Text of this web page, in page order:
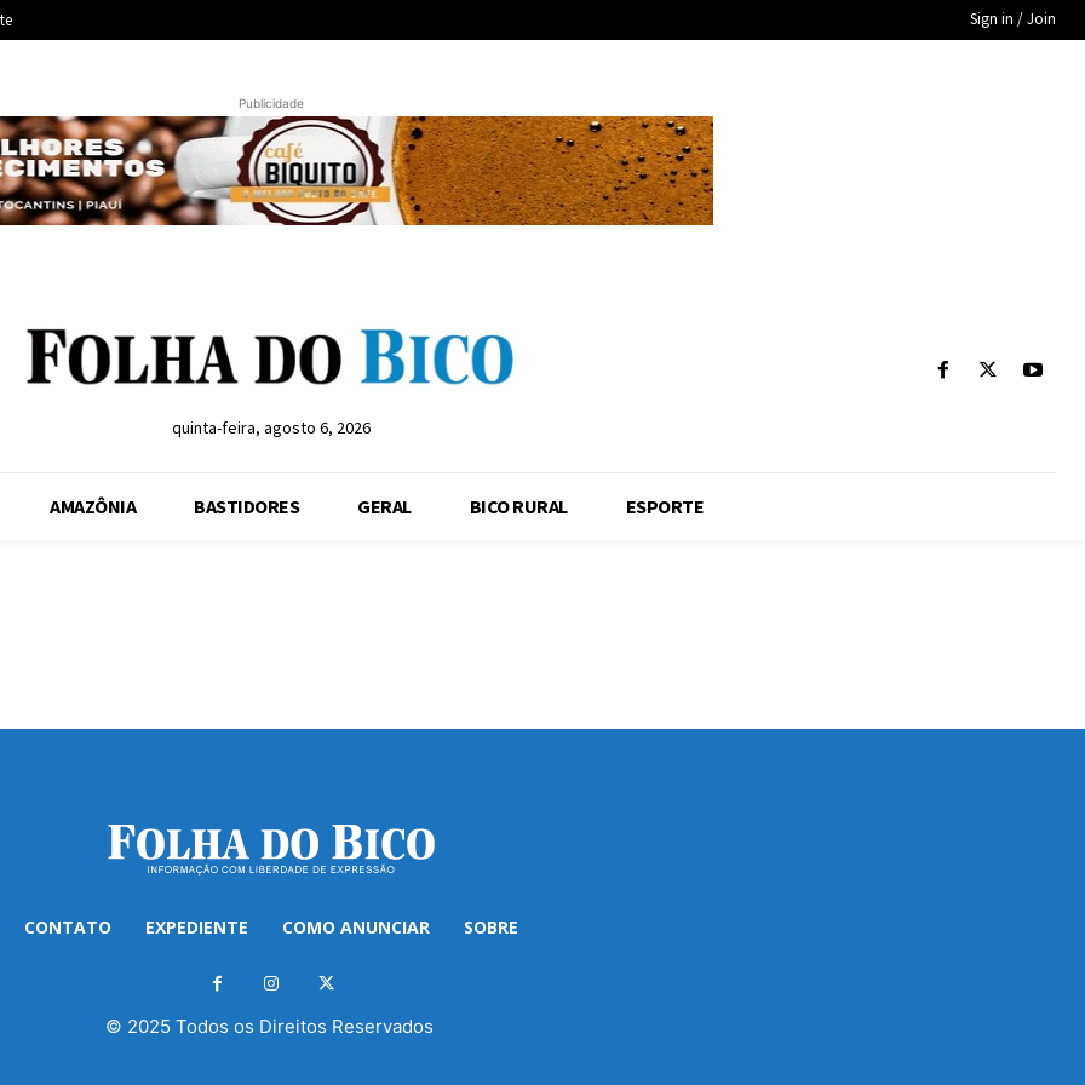
Sign in / Join
Publicidade
quinta-feira, agosto 6, 2026
AMAZÔNIA BASTIDORES GERAL BICO RURAL ESPORTE
CONTATO EXPEDIENTE COMO ANUNCIAR SOBRE
© 2025 Todos os Direitos Reservados